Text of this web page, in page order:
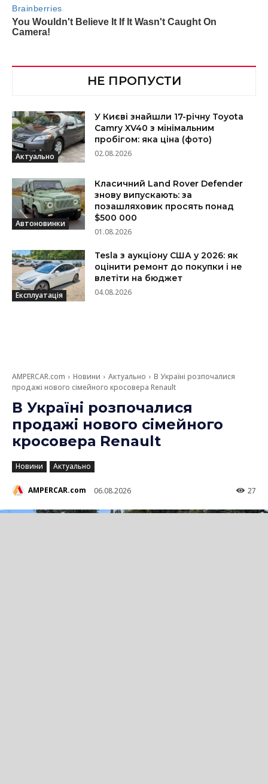
НЕ ПРОПУСТИ
Актуально
У Києві знайшли 17-річну Toyota
Camry XV40 з мінімальним
пробігом: яка ціна (фото)
02.08.2026
Автоновинки
Класичний Land Rover Defender
знову випускають: за
позашляховик просять понад
$500 000
01.08.2026
Експлуатація
Tesla з аукціону США у 2026: як
оцінити ремонт до покупки і не
влетіти на бюджет
04.08.2026